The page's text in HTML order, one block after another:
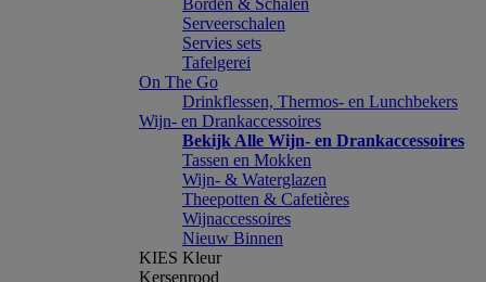
Borden & Schalen
Serveerschalen
Servies sets
Tafelgerei
On The Go
Drinkflessen, Thermos- en Lunchbekers
Wijn- en Drankaccessoires
Bekijk Alle Wijn- en Drankaccessoires
Tassen en Mokken
Wijn- & Waterglazen
Theepotten & Cafetières
Wijnaccessoires
Nieuw Binnen
KIES Kleur
Kersenrood